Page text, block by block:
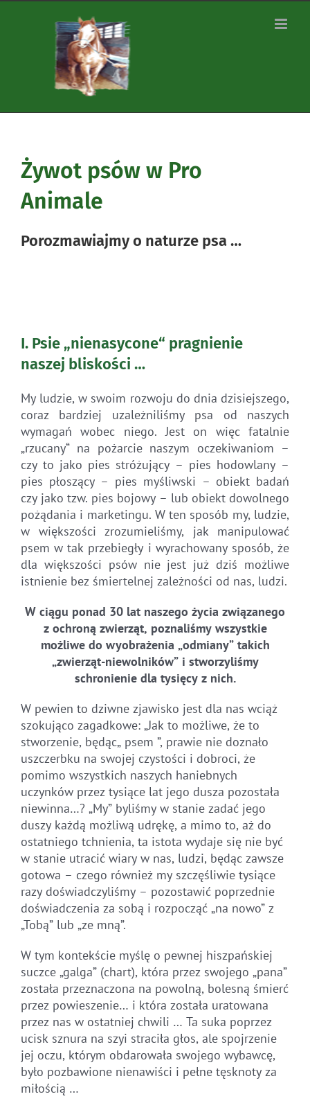
Żywot psów w Pro
Animale
Porozmawiajmy o naturze psa …
I. Psie „nienasycone“ pragnienie
naszej bliskości …
My ludzie, w swoim rozwoju do dnia dzisiejszego,
coraz bardziej uzależniliśmy psa od naszych
wymagań wobec niego. Jest on więc fatalnie
„rzucany“ na pożarcie naszym oczekiwaniom –
czy to jako pies stróżujący – pies hodowlany –
pies płoszący – pies myśliwski – obiekt badań
czy jako tzw. pies bojowy – lub obiekt dowolnego
pożądania i marketingu. W ten sposób my, ludzie,
w większości zrozumieliśmy, jak manipulować
psem w tak przebiegły i wyrachowany sposób, że
dla większości psów nie jest już dziś możliwe
istnienie bez śmiertelnej zależności od nas, ludzi.
W ciągu ponad 30 lat naszego życia związanego
z ochroną zwierząt, poznaliśmy wszystkie
możliwe do wyobrażenia „odmiany” takich
„zwierząt-niewolników” i stworzyliśmy
schronienie dla tysięcy z nich.
W pewien to dziwne zjawisko jest dla nas wciąż
szokująco zagadkowe: „Jak to możliwe, że to
stworzenie, będąc„ psem ”, prawie nie doznało
uszczerbku na swojej czystości i dobroci, że
pomimo wszystkich naszych haniebnych
uczynków przez tysiące lat jego dusza pozostała
niewinna…? „My” byliśmy w stanie zadać jego
duszy każdą możliwą udrękę, a mimo to, aż do
ostatniego tchnienia, ta istota wydaje się nie być
w stanie utracić wiary w nas, ludzi, będąc zawsze
gotowa – czego również my szczęśliwie tysiące
razy doświadczyliśmy – pozostawić poprzednie
doświadczenia za sobą i rozpocząć „na nowo” z
„Tobą” lub „ze mną”.
W tym kontekście myślę o pewnej hiszpańskiej
suczce „galga” (chart), która przez swojego „pana”
została przeznaczona na powolną, bolesną śmierć
przez powieszenie… i która została uratowana
przez nas w ostatniej chwili … Ta suka poprzez
ucisk sznura na szyi straciła głos, ale spojrzenie
jej oczu, którym obdarowała swojego wybawcę,
było pozbawione nienawiści i pełne tęsknoty za
miłością …